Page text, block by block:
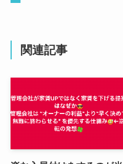
関連記事